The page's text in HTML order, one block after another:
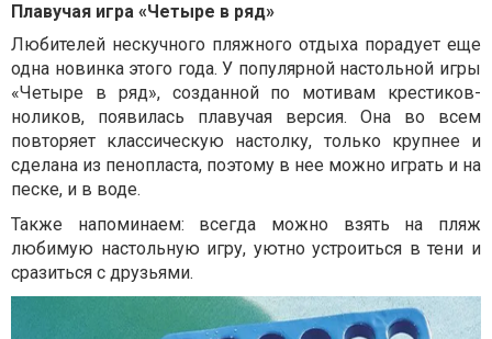
Плавучая игра «Четыре в ряд»
Любителей нескучного пляжного отдыха порадует еще
одна новинка этого года. У популярной настольной игры
«Четыре в ряд», созданной по мотивам крестиков-
ноликов, появилась плавучая версия. Она во всем
повторяет классическую настолку, только крупнее и
сделана из пенопласта, поэтому в нее можно играть и на
песке, и в воде.
Также напоминаем: всегда можно взять на пляж
любимую настольную игру, уютно устроиться в тени и
сразиться с друзьями.